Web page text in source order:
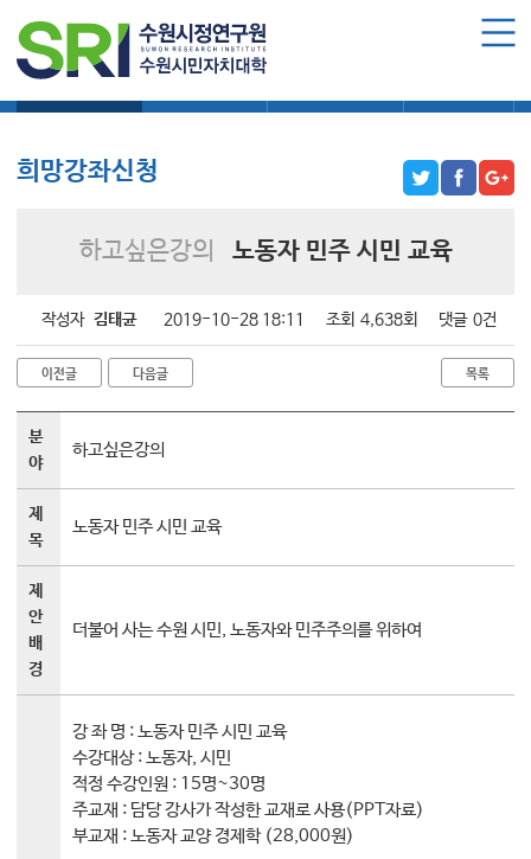
함께하는 곳
수강신청
학습자료실
참여하기
희망강좌신청
자주묻는질문
1:1온라인상담
마이페이지
희망강좌신청
하고싶은강의 노동자 민주 시민 교육
작성자 김태균 2019-10-28 18:11 조회 4,638회 댓글 0건
이전글 다음글 목록
분
야
하고싶은강의
제
목
노동자 민주 시민 교육
제
안
배
경
더불어 사는 수원 시민, 노동자와 민주주의를 위하여
강 좌 명 : 노동자 민주 시민 교육
수강대상 : 노동자, 시민
적정 수강인원 : 15명~30명
주교재 : 담당 강사가 작성한 교재로 사용(PPT자료)
부교재 : 노동자 교양 경제학 (28,000원)